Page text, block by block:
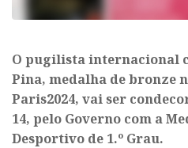
O pugilista internacional
Pina, medalha de bronze
Paris2024, vai ser
14, pelo Governo com a
Desportivo de 1.º Grau.